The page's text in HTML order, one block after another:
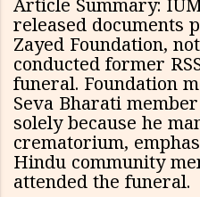
Article Summary:
released documents
Zayed Foundation,
conducted former
funeral. Foundation
Seva Bharati
solely because he
crematorium,
Hindu community
attended the funeral.